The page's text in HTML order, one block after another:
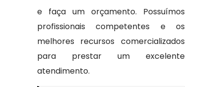
e faça um orçamento. Possuímos
profissionais competentes e os
melhores recursos comercializados
para prestar um excelente
atendimento.